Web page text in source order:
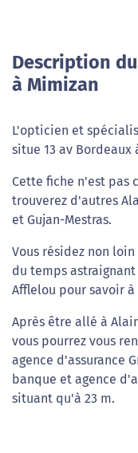
Description
à Mimizan
L'opticien et
situe 13 av Bordeaux
Cette fiche n'est pas
trouverez d'autres
et Gujan-Mestras.
Vous résidez non
du temps
Afflelou pour savoir
Après être allé à
vous pourrez vous
agence d'assurance
banque et agence
situant qu'à 23 m.